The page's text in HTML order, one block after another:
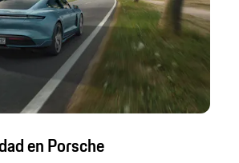
en Porsche